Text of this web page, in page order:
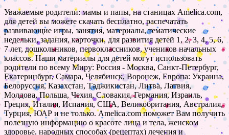
Уважаемые родители: мамы и папы, на станицах Amelica.com,
для детей вы можете скачать бесплатно, распечатать
развивающие игры, занятия, материалы, тематические
недельки, задания, карточки, для развития детей 1, 2, 3, 4, 5, 6,
7 лет, дошкольников, первоклассников, учеников начальных
классов. Наши материалы для детей могут использовать
родители по всему Миру: Россия - Москва, Санкт-Петербург,
Екатеринбург, Самара, Челябинск, Воронеж, Европа: Украина,
Белоруссия, Казахстан, Таджикистан, Литва, Латвия,
Молдова, Польша, Чехия, Словакия, Германия, Израиль,
Греция, Италия, Испания, США, Великобритания, Австралия,
Турция, ЮАР и не только. Amelica.com поможет Вам получить
полезную информацию о красоте лица и тела, женском
здоровье, народных способах (рецептах) лечения и